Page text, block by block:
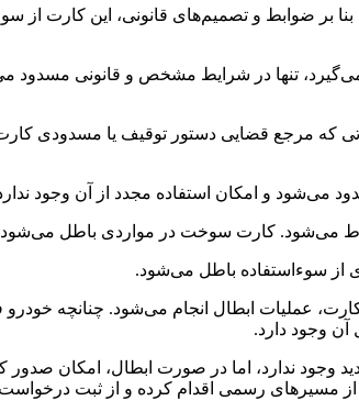
بر ضوابط و تصمیم‌های قانونی، این کارت
تنها در شرایط مشخص و قانونی مسدود
که مرجع قضایی دستور توقیف یا مسدودی
و امکان استفاده مجدد از آن وجود
می‌شود. کارت سوخت در مواردی باطل
از سوءاستفاده باطل می‌شود.
عملیات ابطال انجام می‌شود. چنانچه
وجود دارد.
ندارد، اما در صورت ابطال، امکان صدور